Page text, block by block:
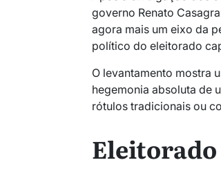
governo Renato
agora mais um eixo da
político do eleitorado
O levantamento mostra
hegemonia absoluta de
rótulos tradicionais ou